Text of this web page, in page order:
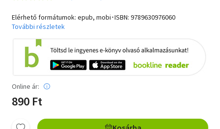
Elérhető formátumok: epub, mobi･ISBN: 9789630976060
További részletek
Online ár:
890 Ft